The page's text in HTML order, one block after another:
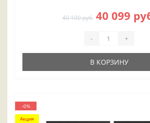
40 100 руб. 40 099
- +
В КОРЗИНУ
-0%
Акция